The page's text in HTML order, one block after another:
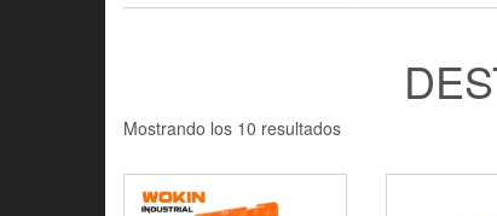
Mostrando los 10 resultados